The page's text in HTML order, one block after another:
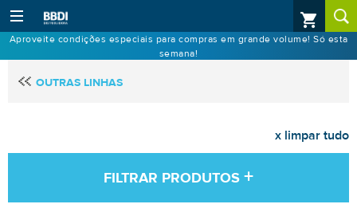
Aproveite condições especiais para compras em grande volume! Só esta
semana!
OUTRAS LINHAS
x limpar tudo
FILTRAR PRODUTOS +